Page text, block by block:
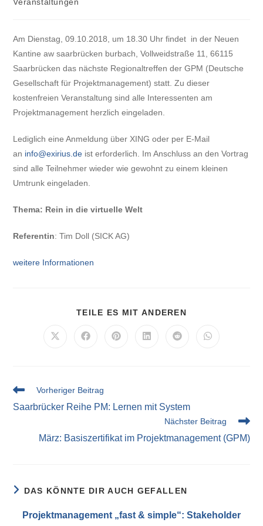
Am Dienstag, 09.10.2018, um 18.30 Uhr findet in der Neuen
Kantine aw saarbrücken burbach, Vollweidstraße 11, 66115
Saarbrücken das nächste Regionaltreffen der GPM (Deutsche
Gesellschaft für Projektmanagement) statt. Zu dieser
kostenfreien Veranstaltung sind alle Interessenten am
Projektmanagement herzlich eingeladen.
Lediglich eine Anmeldung über XING oder per E-Mail
an info@exirius.de ist erforderlich. Im Anschluss an den Vortrag
sind alle Teilnehmer wieder wie gewohnt zu einem kleinen
Umtrunk eingeladen.
Thema: Rein in die virtuelle Welt
Referentin: Tim Doll (SICK AG)
weitere Informationen
TEILE ES MIT ANDEREN
Vorheriger Beitrag
Saarbrücker Reihe PM: Lernen mit System
Nächster Beitrag
März: Basiszertifikat im Projektmanagement (GPM)
DAS KÖNNTE DIR AUCH GEFALLEN
Projektmanagement „fast & simple“: Stakeholder